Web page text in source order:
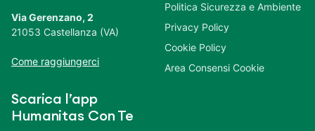
Via Gerenzano, 2
21053 Castellanza (VA)
Come raggiungerci
Scarica l’app
Humanitas Con Te
Politica Sicurezza e Ambiente
Privacy Policy
Cookie Policy
Area Consensi Cookie